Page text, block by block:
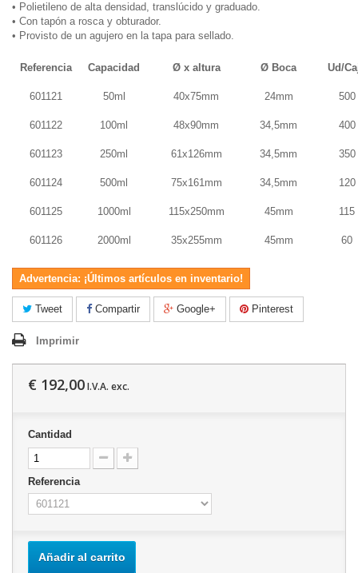
• Polietileno de alta densidad, translúcido y graduado.
• Con tapón a rosca y obturador.
• Provisto de un agujero en la tapa para sellado.
Referencia Capacidad Ø x altura Ø Boca Ud/
601121 50ml 40x75mm 24mm 500
601122 100ml 48x90mm 34,5mm 400
601123 250ml 61x126mm 34,5mm 350
601124 500ml 75x161mm 34,5mm 120
601125 1000ml 115x250mm 45mm 115
601126 2000ml 35x255mm 45mm 60
Advertencia: ¡Últimos artículos en inventario!
Tweet Compartir Google+ Pinterest
Imprimir
€ 192,00I.V.A. exc.
Cantidad
Referencia
Añadir al carrito